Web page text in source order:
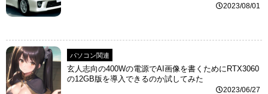
2023/08/01
パソコン関連
玄人志向の400Wの電源でAI画像を書くためにRTX3060
の12GB版を導入できるのか試してみた
2023/06/27